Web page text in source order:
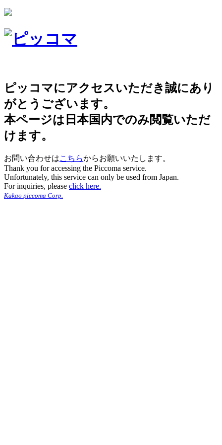
ピッコマにアクセスいただき誠にあり
がとうございます。
本ページは日本国内でのみ閲覧いただ
けます。
お問い合わせはこちらからお願いいたします。
Thank you for accessing the Piccoma service.
Unfortunately, this service can only be used from Japan.
For inquiries, please click here.
Kakao piccoma Corp.